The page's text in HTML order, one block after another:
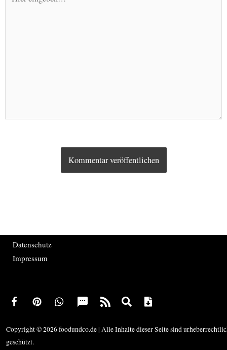
eingeben…
Datenschutz
Impressum
Copyright © 2026 foodundco.de | Alle Inhalte dieser Seite sind
geschützt.